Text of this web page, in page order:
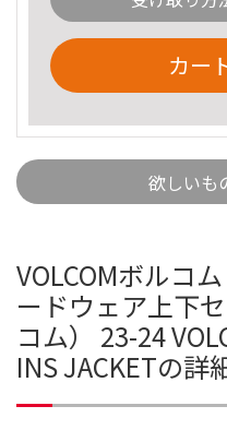
カー
欲しいも
VOLCOMボルコ
ードウェア上下
コム） 23-24
INS JACKETの詳